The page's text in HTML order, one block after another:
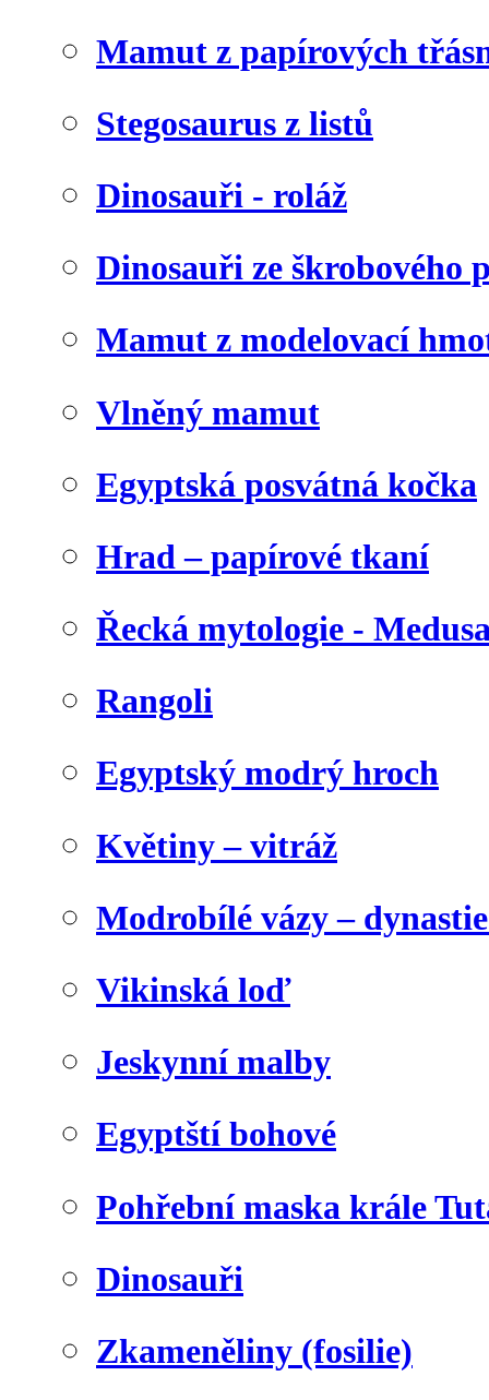
Mamut z papírových
Stegosaurus z listů
Dinosauři - roláž
Dinosauři ze škrobového
Mamut z modelovací
Vlněný mamut
Egyptská posvátná kočka
Hrad – papírové tkaní
Řecká mytologie -
Rangoli
Egyptský modrý hroch
Květiny – vitráž
Modrobílé vázy –
Vikinská loď
Jeskynní malby
Egyptští bohové
Pohřební maska krále
Dinosauři
Zkameněliny (fosilie)